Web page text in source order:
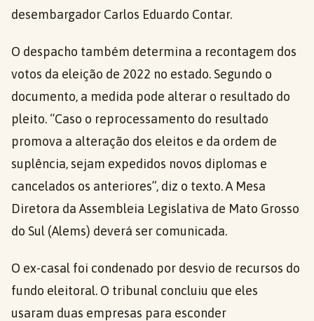
desembargador Carlos Eduardo Contar.
O despacho também determina a recontagem dos
votos da eleição de 2022 no estado. Segundo o
documento, a medida pode alterar o resultado do
pleito. “Caso o reprocessamento do resultado
promova a alteração dos eleitos e da ordem de
suplência, sejam expedidos novos diplomas e
cancelados os anteriores”, diz o texto. A Mesa
Diretora da Assembleia Legislativa de Mato Grosso
do Sul (Alems) deverá ser comunicada.
O ex-casal foi condenado por desvio de recursos do
fundo eleitoral. O tribunal concluiu que eles
usaram duas empresas para esconder